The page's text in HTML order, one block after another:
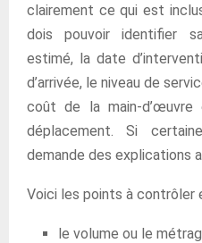
clairement ce qui est
dois pouvoir identifier
estimé, la date
d’arrivée, le niveau de
coût de la main-
déplacement. Si
demande des explications
Voici les points à contrôler
le volume ou le